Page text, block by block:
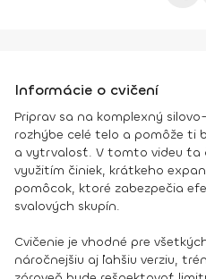
Informácie o cvičení
Priprav sa na komplexný
rozhýbe celé telo a pomôže ti
a vytrvalosť. V tomto videu ťa
využitím činiek, krátkeho
pomôcok, ktoré zabezpečia
svalových skupín.
Cvičenie je vhodné pre
náročnejšiu aj ľahšiu verziu,